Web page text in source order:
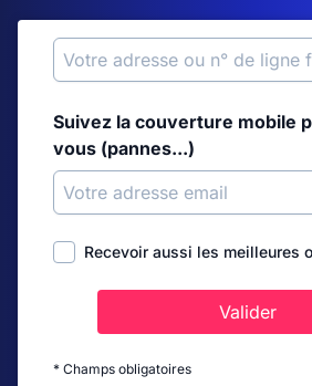
Suivez la couverture mobile
vous (pannes...)
Recevoir aussi les meilleures
Valider
* Champs obligatoires